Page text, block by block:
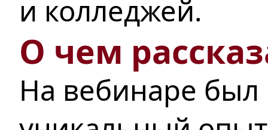
и колледжей.
О чем
На вебинаре был